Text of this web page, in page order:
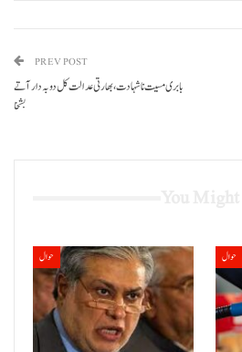
PREV POST
بابری مسیت نا شہادت، بھارتی عدالت کل دوبہ دار آتے
بشخا
حوال حوال